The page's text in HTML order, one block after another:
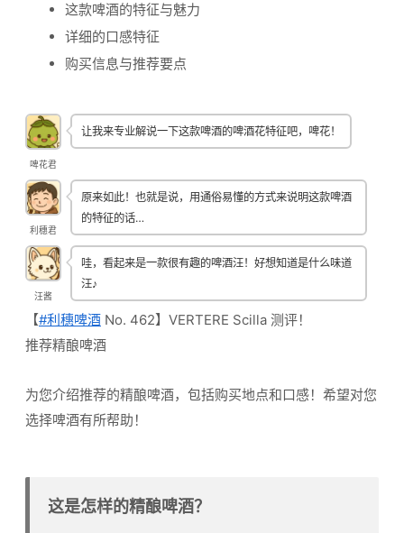
这款啤酒的特征与魅力
详细的口感特征
购买信息与推荐要点
啤花君
让我来专业解说一下这款啤酒的啤酒花特征吧，啤花！
利穗君
原来如此！也就是说，用通俗易懂的方式来说明这款啤酒
的特征的话…
汪酱
哇，看起来是一款很有趣的啤酒汪！好想知道是什么味道
汪♪
【#利穗啤酒 No. 462】VERTERE Scilla 测评！
推荐精酿啤酒
为您介绍推荐的精酿啤酒，包括购买地点和口感！希望对您
选择啤酒有所帮助！
这是怎样的精酿啤酒？